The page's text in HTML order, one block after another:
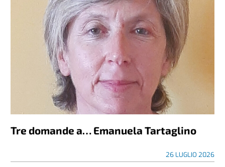
Tre domande a… Emanuela Tartaglino
26 LUGLIO 2026